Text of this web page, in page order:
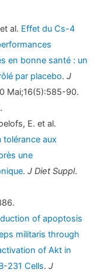
al. Effet du Cs-4
en bonne santé : un
par placebo.J
Mai;16(5):585-90.
E. et al.
tolérance aux
une
.J Diet Suppl.
of apoptosis
militaris through
of Akt in
231 Cells.J